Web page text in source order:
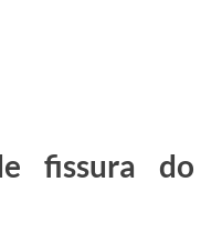
fissura do